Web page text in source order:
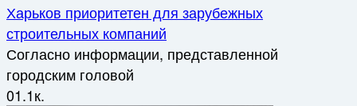
Харьков приоритетен для зарубежных
строительных компаний
Согласно информации, представленной
городским головой
01.1к.